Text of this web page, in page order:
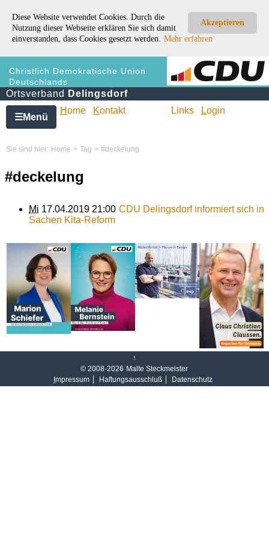
Akzeptieren
Diese Website verwendet Cookies. Durch die
Nutzung dieser Webseite erklären Sie sich damit
einverstanden, dass Cookies gesetzt werden. Mehr erfahren
Christlich Demokratische Union
Deutschlands
Ortsverband Delingsdorf
☰Menü
Home Kontakt Links Login
Sie sind hier: Home > Tag > #deckelung
#deckelung
Mi 17.04.2019 21:00 CDU Delingsdorf informiert sich in
Sachen Kita-Reform
↑
© 2008-2026 Malte Steckmeister
Impressum Haftungsausschluß Datenschutz